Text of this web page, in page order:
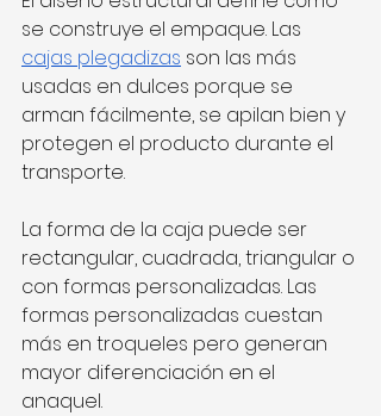
se construye el empaque. Las
cajas plegadizas son las más
usadas en dulces porque se
arman fácilmente, se apilan bien y
protegen el producto durante el
transporte.
La forma de la caja puede ser
rectangular, cuadrada, triangular o
con formas personalizadas. Las
formas personalizadas cuestan
más en troqueles pero generan
mayor diferenciación en el
anaquel.